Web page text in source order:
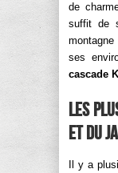
de
suffit de
ses
cascade
Les
et du
Il y a